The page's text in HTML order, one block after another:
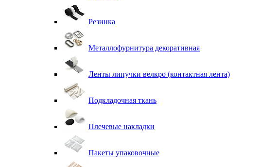
Резинка
Металлофурнитура декоративная
Ленты липучки велкро (контактная лента)
Подкладочная ткань
Плечевые накладки
Пакеты упаковочные